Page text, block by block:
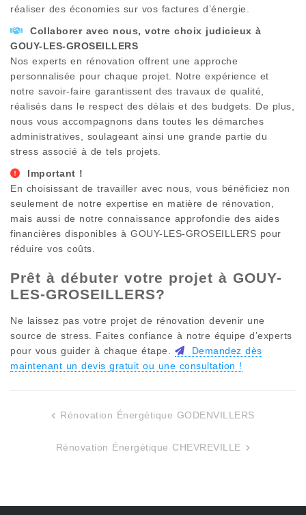
réaliser des économies sur vos factures d’énergie.
Collaborer avec nous, votre choix judicieux à
GOUY-LES-GROSEILLERS
Nos experts en rénovation offrent une approche
personnalisée pour chaque projet. Notre expérience et
notre savoir-faire garantissent des travaux de qualité,
réalisés dans le respect des délais et des budgets. De plus,
nous vous accompagnons dans toutes les démarches
administratives, soulageant ainsi une grande partie du
stress associé à de tels projets.
Important !
En choisissant de travailler avec nous, vous bénéficiez non
seulement de notre expertise en matière de rénovation,
mais aussi de notre connaissance approfondie des aides
financières disponibles à GOUY-LES-GROSEILLERS pour
réduire vos coûts.
Prêt à débuter votre projet à GOUY-
LES-GROSEILLERS?
Ne laissez pas votre projet de rénovation devenir une
source de stress. Faites confiance à notre équipe d’experts
pour vous guider à chaque étape.
Demandez dès
maintenant un devis gratuit ou une consultation !
Rénovation Énergétique GODENVILLERS
Rénovation Énergétique CHEVREVILLE